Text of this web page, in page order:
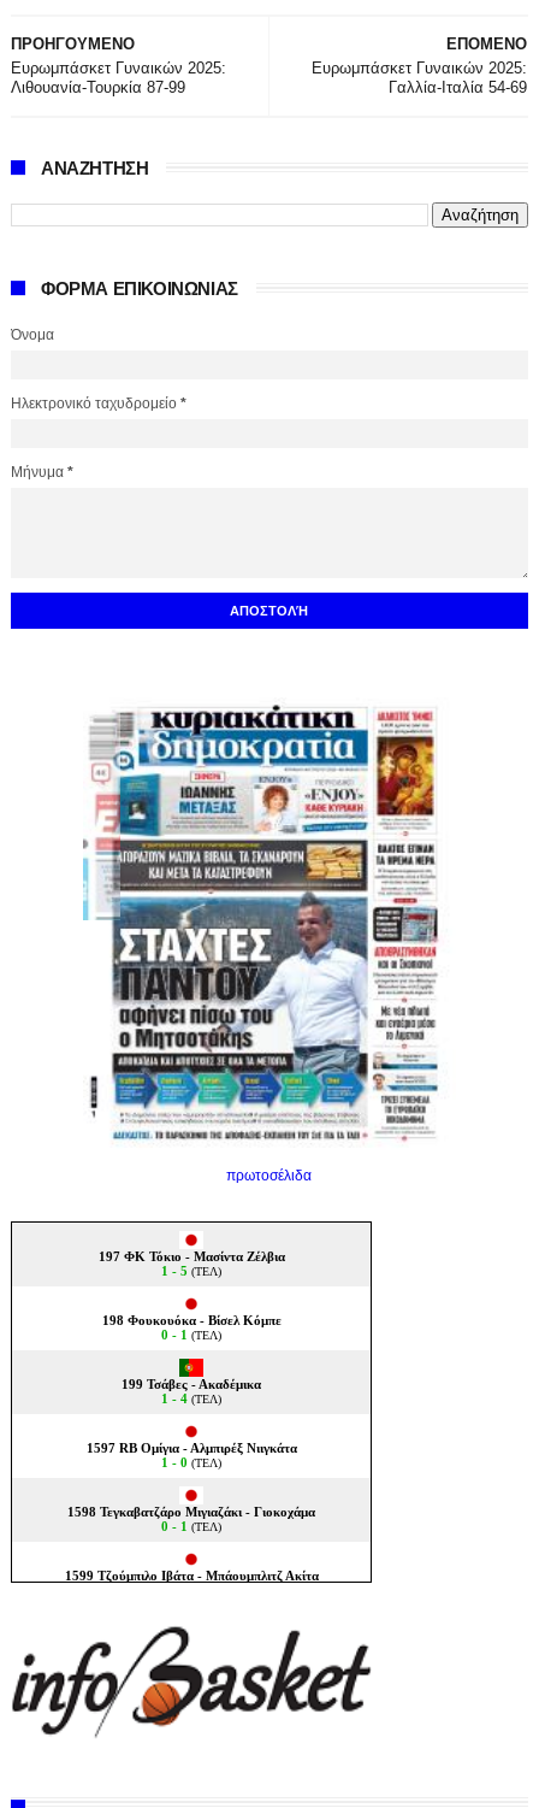
ΕΠΟΜΕΝΟ
Ευρωμπάσκετ Γυναικών 2025:
Γαλλία-Ιταλία 54-69
ΠΡΟΗΓΟΥΜΕΝΟ
Ευρωμπάσκετ Γυναικών 2025:
Λιθουανία-Τουρκία 87-99
ΑΝΑΖΗΤΗΣΗ
ΦΟΡΜΑ ΕΠΙΚΟΙΝΩΝΙΑΣ
Όνομα
Ηλεκτρονικό ταχυδρομείο *
Μήνυμα *
πρωτοσέλιδα